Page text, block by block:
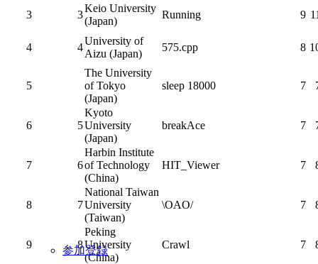
参加登録
3 3
Keio University
(Japan)
Running 9
4 4
University of
Aizu (Japan)
575.cpp 8
5
The University
of Tokyo
(Japan)
sleep 18000 7
6 5
Kyoto
University
(Japan)
breakAce 7
7 6
Harbin Institute
of Technology
(China)
HIT_Viewer 7
8 7
National Taiwan
University
(Taiwan)
\OAO/ 7
9 8
Peking
University
(China)
Crawl 7